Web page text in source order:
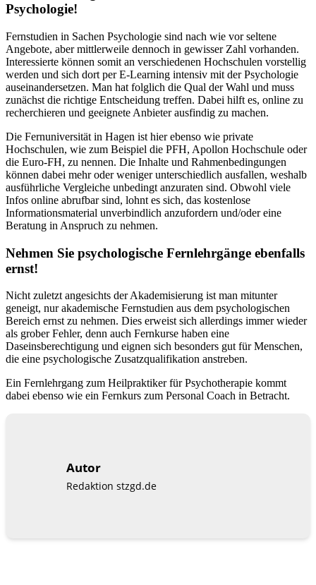
Psychologie!
Fernstudien in Sachen Psychologie sind nach wie vor seltene
Angebote, aber mittlerweile dennoch in gewisser Zahl vorhanden.
Interessierte können somit an verschiedenen Hochschulen vorstellig
werden und sich dort per E-Learning intensiv mit der Psychologie
auseinandersetzen. Man hat folglich die Qual der Wahl und muss
zunächst die richtige Entscheidung treffen. Dabei hilft es, online zu
recherchieren und geeignete Anbieter ausfindig zu machen.
Die Fernuniversität in Hagen ist hier ebenso wie private
Hochschulen, wie zum Beispiel die PFH, Apollon Hochschule oder
die Euro-FH, zu nennen. Die Inhalte und Rahmenbedingungen
können dabei mehr oder weniger unterschiedlich ausfallen, weshalb
ausführliche Vergleiche unbedingt anzuraten sind. Obwohl viele
Infos online abrufbar sind, lohnt es sich, das kostenlose
Informationsmaterial unverbindlich anzufordern und/oder eine
Beratung in Anspruch zu nehmen.
Nehmen Sie psychologische Fernlehrgänge ebenfalls
ernst!
Nicht zuletzt angesichts der Akademisierung ist man mitunter
geneigt, nur akademische Fernstudien aus dem psychologischen
Bereich ernst zu nehmen. Dies erweist sich allerdings immer wieder
als grober Fehler, denn auch Fernkurse haben eine
Daseinsberechtigung und eignen sich besonders gut für Menschen,
die eine psychologische Zusatzqualifikation anstreben.
Ein Fernlehrgang zum Heilpraktiker für Psychotherapie kommt
dabei ebenso wie ein Fernkurs zum Personal Coach in Betracht.
Autor
Redaktion stzgd.de